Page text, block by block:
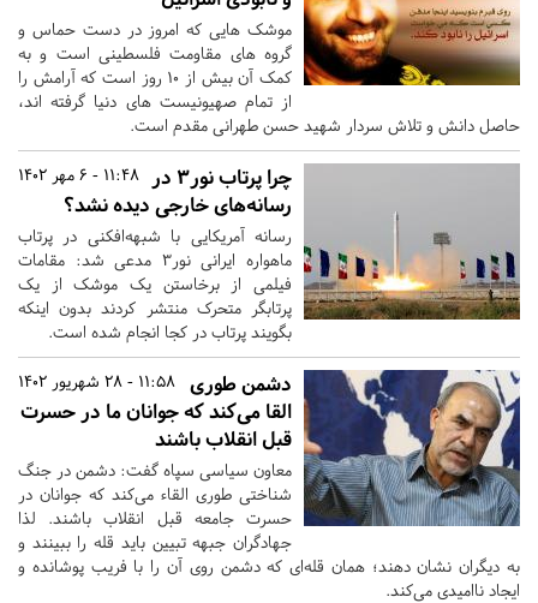
موشک هایی که امروز در دست حماس و
گروه های مقاومت فلسطینی است و به
کمک آن بیش از ۱۰ روز است که آرامش را
از تمام صهیونیست های دنیا گرفته اند،
حاصل دانش و تلاش سردار شهید حسن طهرانی مقدم است.
11:48 - 6 مهر 1402
چرا پرتاب نور۳ در
رسانه‌های خارجی دیده نشد؟
رسانه آمریکایی با شبهه‌افکنی در پرتاب
ماهواره ایرانی نور۳ مدعی شد: مقامات
فیلمی از برخاستن یک موشک از یک
پرتابگر متحرک منتشر کردند بدون اینکه
بگویند پرتاب در کجا انجام شده است.
11:58 - 28 شهریور 1402
دشمن طوری
القا می‌کند که جوانان ما در حسرت
قبل انقلاب باشند
معاون سیاسی سپاه گفت: دشمن در جنگ
شناختی طوری القاء می‌کند که جوانان در
حسرت جامعه قبل انقلاب باشند. لذا
جهادگران جبهه تبیین باید قله را ببینند و
به دیگران نشان دهند؛ همان قله‌ای که دشمن روی آن را با فریب پوشانده و
ایجاد ناامیدی می‌کند.